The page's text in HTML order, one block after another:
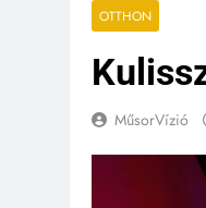
OTTHON
MűsorVízió